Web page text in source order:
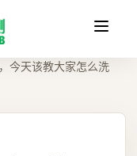
收
今天该教大家怎么洗